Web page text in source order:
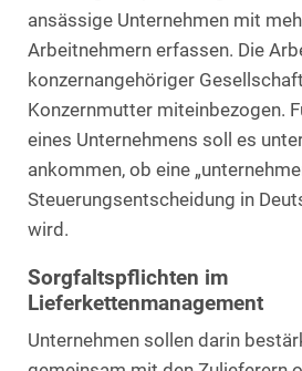
ansässige Unternehmen mit
Arbeitnehmern erfassen. Die
konzernangehöriger
Konzernmutter miteinbezogen.
eines Unternehmens soll es
ankommen, ob eine
Steuerungsentscheidung in
wird.
Sorgfaltspflichten im
Lieferkettenmanagement
Unternehmen sollen darin